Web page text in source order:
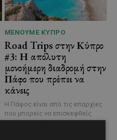
ΜΈΝΟΥΜΕ ΚΎΠΡΟ
Road Trips στην Κύπρο
#3: Η απόλυτη
μονοήμερη διαδρομή στην
Πάφο που πρέπει να
κάνεις
Η Πάφος είναι από τις επαρχίες
που μπορείς να επισκεφθείς
ξανά και ξανά χωρίς να τη